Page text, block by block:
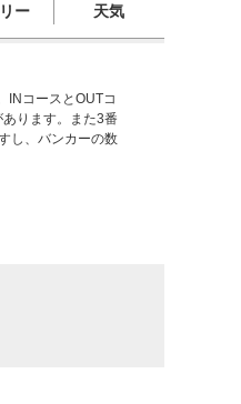
ー 天気
INコースとOUTコ
ります。また3番
し、バンカーの数